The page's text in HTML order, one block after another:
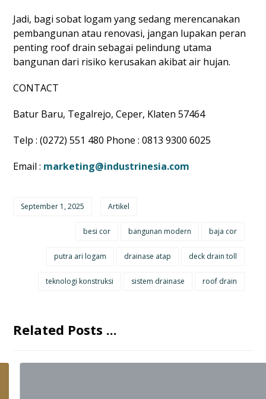
Jadi, bagi sobat logam yang sedang merencanakan
pembangunan atau renovasi, jangan lupakan peran
penting roof drain sebagai pelindung utama
bangunan dari risiko kerusakan akibat air hujan.
CONTACT
Batur Baru, Tegalrejo, Ceper, Klaten 57464
Telp : (0272) 551 480 Phone : 0813 9300 6025
Email : marketing@industrinesia.com
September 1, 2025 Artikel
baja cor
bangunan modern
besi cor
deck drain toll
drainase atap
putra ari logam
roof drain
sistem drainase
teknologi konstruksi
Related Posts ...